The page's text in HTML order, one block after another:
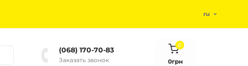
ru
(068) 170-70-83
Заказать звонок
0
0грн